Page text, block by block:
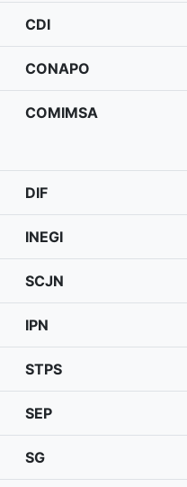
CDI
CONAPO
COMIMSA
DIF
INEGI
SCJN
IPN
STPS
SEP
SG